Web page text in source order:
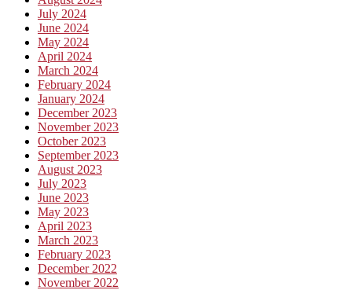
July 2024
June 2024
May 2024
April 2024
March 2024
February 2024
January 2024
December 2023
November 2023
October 2023
September 2023
August 2023
July 2023
June 2023
May 2023
April 2023
March 2023
February 2023
December 2022
November 2022